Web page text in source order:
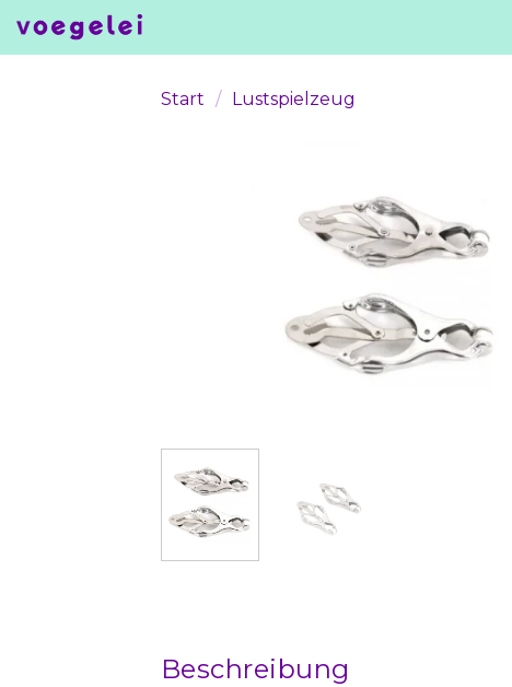
Start / Lustspielzeug
Beschreibung